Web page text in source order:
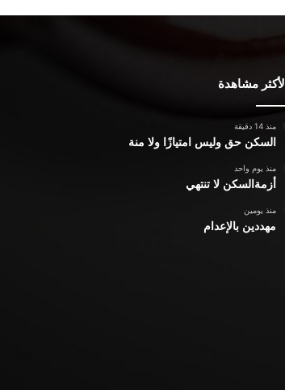
الأكثر مشاهدة
منذ 14 دقيقة
السكن حق وليس امتيازًا ولا منة
منذ يوم واحد
أزمةالسكن لا تنتهي
منذ يومين
مهددين بالإعدام